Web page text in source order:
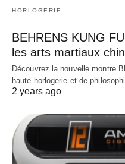
HORLOGERIE
BEHRENS KUNG
les arts martiaux
Découvrez la nouvelle montre
haute horlogerie et de
2 years ago